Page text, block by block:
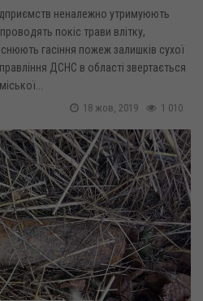
неналежно утримуюють
покіс трави влітку,
гасіння пожеж залишків сухої
ДСНС в області звертається
1 010
18 жов, 2019